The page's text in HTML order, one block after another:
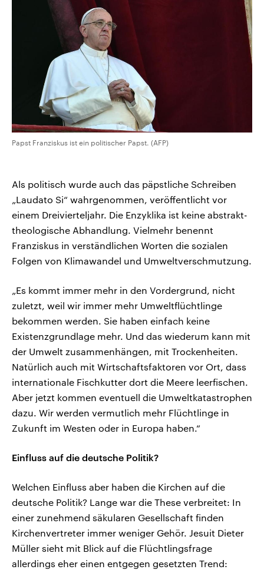
Papst Franziskus ist ein politischer Papst. (AFP)
Als politisch wurde auch das päpstliche Schreiben
„Laudato Si“ wahrgenommen, veröffentlicht vor
einem Dreivierteljahr. Die Enzyklika ist keine abstrakt-
theologische Abhandlung. Vielmehr benennt
Franziskus in verständlichen Worten die sozialen
Folgen von Klimawandel und Umweltverschmutzung.
„Es kommt immer mehr in den Vordergrund, nicht
zuletzt, weil wir immer mehr Umweltflüchtlinge
bekommen werden. Sie haben einfach keine
Existenzgrundlage mehr. Und das wiederum kann mit
der Umwelt zusammenhängen, mit Trockenheiten.
Natürlich auch mit Wirtschaftsfaktoren vor Ort, dass
internationale Fischkutter dort die Meere leerfischen.
Aber jetzt kommen eventuell die Umweltkatastrophen
dazu. Wir werden vermutlich mehr Flüchtlinge in
Zukunft im Westen oder in Europa haben.“
Einfluss auf die deutsche Politik?
Welchen Einfluss aber haben die Kirchen auf die
deutsche Politik? Lange war die These verbreitet: In
einer zunehmend säkularen Gesellschaft finden
Kirchenvertreter immer weniger Gehör. Jesuit Dieter
Müller sieht mit Blick auf die Flüchtlingsfrage
allerdings eher einen entgegen gesetzten Trend: